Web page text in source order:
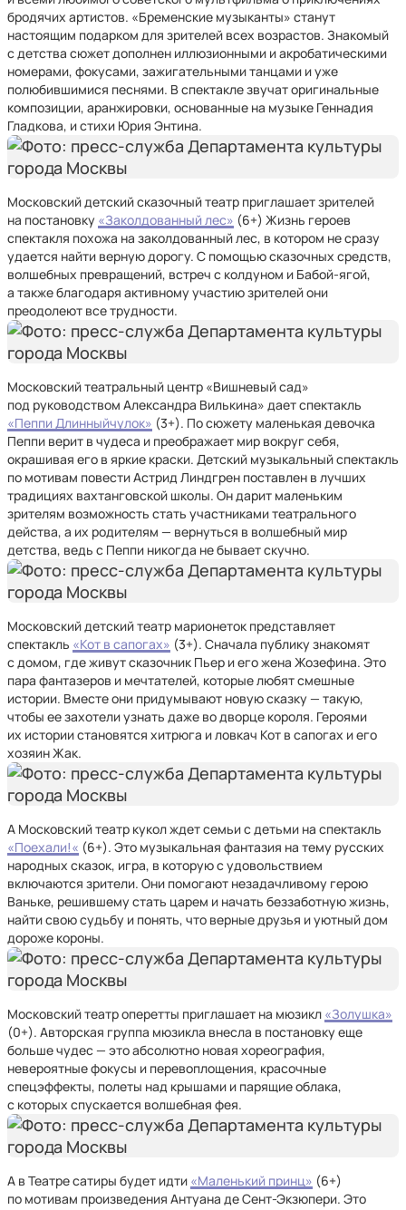
бродячих артистов. «Бременские музыканты» станут
настоящим подарком для зрителей всех возрастов. Знакомый
с детства сюжет дополнен иллюзионными и акробатическими
номерами, фокусами, зажигательными танцами и уже
полюбившимися песнями. В спектакле звучат оригинальные
композиции, аранжировки, основанные на музыке Геннадия
Гладкова, и стихи Юрия Энтина.
Московский детский сказочный театр приглашает зрителей
на постановку «Заколдованный лес» (6+) Жизнь героев
спектакля похожа на заколдованный лес, в котором не сразу
удается найти верную дорогу. С помощью сказочных средств,
волшебных превращений, встреч с колдуном и Бабой-ягой,
а также благодаря активному участию зрителей они
преодолеют все трудности.
Московский театральный центр «Вишневый сад»
под руководством Александра Вилькина» дает спектакль
«Пеппи Длинныйчулок» (3+). По сюжету маленькая девочка
Пеппи верит в чудеса и преображает мир вокруг себя,
окрашивая его в яркие краски. Детский музыкальный спектакль
по мотивам повести Астрид Линдгрен поставлен в лучших
традициях вахтанговской школы. Он дарит маленьким
зрителям возможность стать участниками театрального
действа, а их родителям — вернуться в волшебный мир
детства, ведь с Пеппи никогда не бывает скучно.
Московский детский театр марионеток представляет
спектакль «Кот в сапогах» (3+). Сначала публику знакомят
с домом, где живут сказочник Пьер и его жена Жозефина. Это
пара фантазеров и мечтателей, которые любят смешные
истории. Вместе они придумывают новую сказку— такую,
чтобы ее захотели узнать даже во дворце короля. Героями
их истории становятся хитрюга и ловкач Кот в сапогах и его
хозяин Жак.
А Московский театр кукол ждет семьи с детьми на спектакль
«Поехали!« (6+). Это музыкальная фантазия на тему русских
народных сказок, игра, в которую с удовольствием
включаются зрители. Они помогают незадачливому герою
Ваньке, решившему стать царем и начать беззаботную жизнь,
найти свою судьбу и понять, что верные друзья и уютный дом
дороже короны.
Московский театр оперетты приглашает на мюзикл «Золушка»
(0+). Авторская группа мюзикла внесла в постановку еще
больше чудес — это абсолютно новая хореография,
невероятные фокусы и перевоплощения, красочные
спецэффекты, полеты над крышами и парящие облака,
с которых спускается волшебная фея.
А в Театре сатиры будет идти «Маленький принц» (6+)
по мотивам произведения Антуана де Сент-Экзюпери. Это